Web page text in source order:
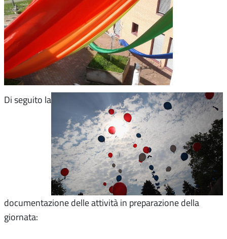
Di seguito la
documentazione delle attività in preparazione della
giornata: